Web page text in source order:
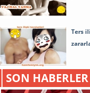
Ters
SON HABERLER